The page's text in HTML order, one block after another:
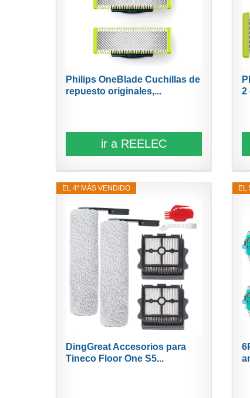
Philips OneBlade Cuchillas de
repuesto originales,...
ir a REELEC
2
EL 4º MÁS VENDIDO
DingGreat Accesorios para
Tineco Floor One S5...
EL